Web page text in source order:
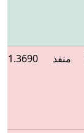
منفذ 1.3690